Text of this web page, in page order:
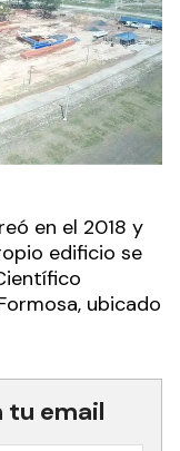
en el 2018 y
edificio se
ubicado
tu email